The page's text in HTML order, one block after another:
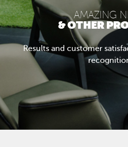
ABOUT US
WHAT WE
AMAZING
& OTHER
Results and customer